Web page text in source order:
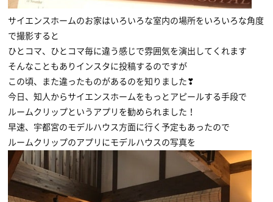
サイエンスホームのお家はいろいろな室内の場所をいろいろな角度
で撮影すると
ひとコマ、ひとコマ毎に違う感じで雰囲気を演出してくれます
そんなこともありインスタに投稿するのですが
この頃、また違ったものがあるのを知りました❣
今日、知人からサイエンスホームをもっとアピールする手段で
ルームクリップというアプリを勧められました！
早速、宇都宮のモデルハウス方面に行く予定もあったので
ルームクリップのアプリにモデルハウスの写真を